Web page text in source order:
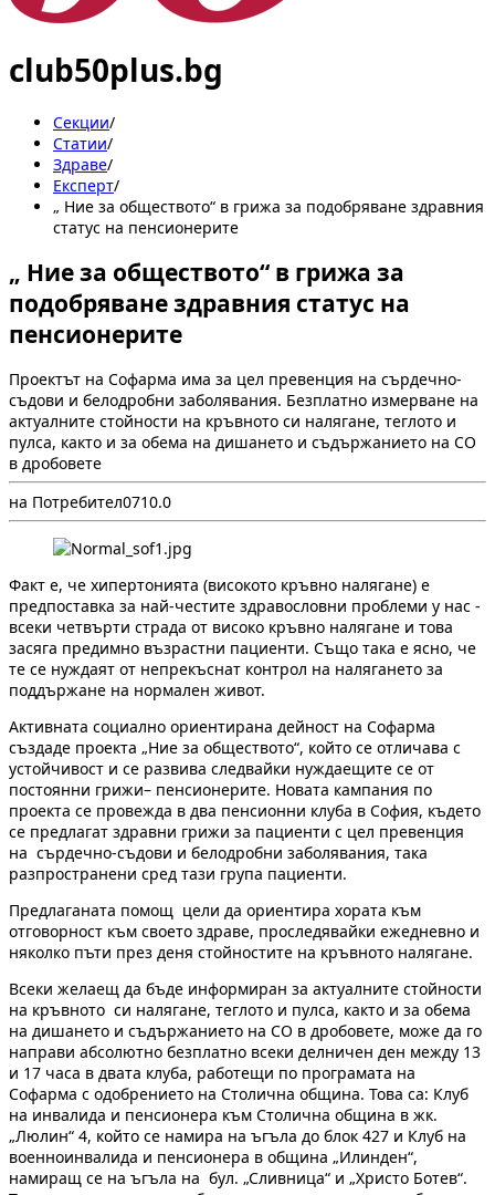
club50plus.bg
Секции/
Статии/
Здраве/
Експерт/
„ Ние за обществото“ в грижа за подобряване здравния
статус на пенсионерите
„ Ние за обществото“ в грижа за
подобряване здравния статус на
пенсионерите
Проектът на Софарма има за цел превенция на сърдечно-
съдови и белодробни заболявания. Безплатно измерване на
актуалните стойности на кръвното си налягане, теглото и
пулса, както и за обема на дишането и съдържанието на СО
в дробовете
на Потребител0710.0
Факт е, че хипертонията (високото кръвно налягане) е
предпоставка за най-честите здравословни проблеми у нас -
всеки четвърти страда от високо кръвно налягане и това
засяга предимно възрастни пациенти. Също така е ясно, че
те се нуждаят от непрекъснат контрол на налягането за
поддържане на нормален живот.
Активната социално ориентирана дейност на Софарма
създаде проекта „Ние за обществото“, който се отличава с
устойчивост и се развива следвайки нуждаещите се от
постоянни грижи– пенсионерите. Новата кампания по
проекта се провежда в два пенсионни клуба в София, където
се предлагат здравни грижи за пациенти с цел превенция
на сърдечно-съдови и белодробни заболявания, така
разпространени сред тази група пациенти.
Предлаганата помощ цели да ориентира хората към
отговорност към своето здраве, проследявайки ежедневно и
няколко пъти през деня стойностите на кръвното налягане.
Всеки желаещ да бъде информиран за актуалните стойности
на кръвното си налягане, теглото и пулса, както и за обема
на дишането и съдържанието на СО в дробовете, може да го
направи абсолютно безплатно всеки делничен ден между 13
и 17 часа в двата клуба, работещи по програмата на
Софарма с одобрението на Столична община. Това са: Клуб
на инвалида и пенсионера към Столична община в жк.
„Люлин“ 4, който се намира на ъгъла до блок 427 и Клуб на
военноинвалида и пенсионера в община „Илинден“,
намиращ се на ъгъла на бул. „Сливница“ и „Христо Ботев“.